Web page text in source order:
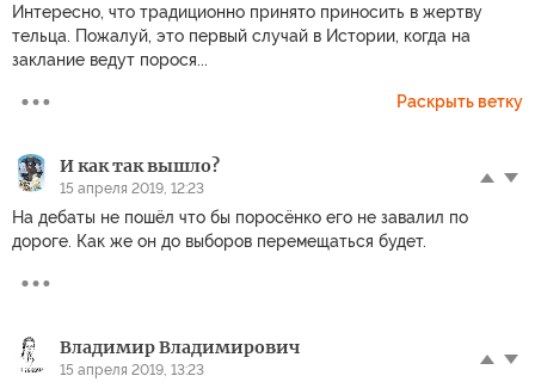
Интересно, что традиционно принято приносить в жертву
тельца. Пожалуй, это первый случай в Истории, когда на
заклание ведут порося...
Раскрыть ветку
И как так вышло?
15 апреля 2019, 12:23
На дебаты не пошёл что бы поросёнко его не завалил по
дороге. Как же он до выборов перемещаться будет.
Владимир Владимирович
15 апреля 2019, 13:23